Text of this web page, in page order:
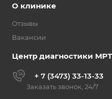
О клинике
Отзывы
Вакансии
Центр диагностики
+ 7 (3473) 33-13-33
Заказать звонок, 24/7